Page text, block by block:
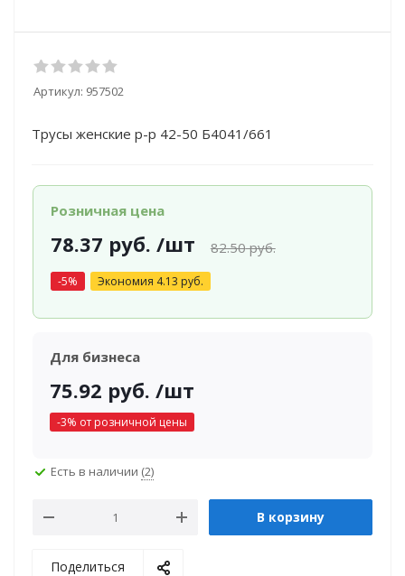
Артикул: 957502
Трусы женские р-р 42-50 Б4041/661
Розничная цена
78.37 руб. /шт 82.50руб.
-5% Экономия 4.13 руб.
Для бизнеса
75.92 руб. /шт
-3% от розничной цены
Есть в наличии (2)
В корзину
Поделиться